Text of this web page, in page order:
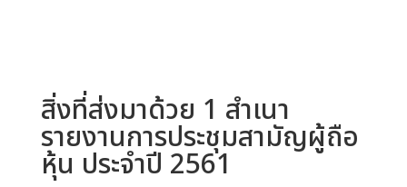
สิ่งที่ส่งมาด้วย 1 สำเนา
รายงานการประชุมสามัญผู้ถือ
หุ้น ประจำปี 2561